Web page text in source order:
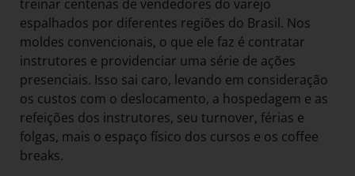
treinar centenas de vendedores do varejo
espalhados por diferentes regiões do Brasil. Nos
moldes convencionais, o que ele faz é contratar
instrutores e providenciar uma série de ações
presenciais. Isso sai caro, levando em consideração
os custos com o deslocamento, a hospedagem e as
refeições dos instrutores, seu turnover, férias e
folgas, mais o espaço físico dos cursos e os coffee
breaks.